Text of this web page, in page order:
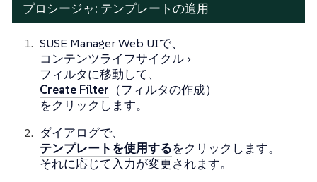
プロシージャ: テンプレートの適用
SUSE Manager Web UIで、
コンテンツライフサイクル
フィルタに移動して、
Create Filter （フィルタの作成）
をクリックします。
ダイアログで、
テンプレートを使用するをクリックします。
それに応じて入力が変更されます。